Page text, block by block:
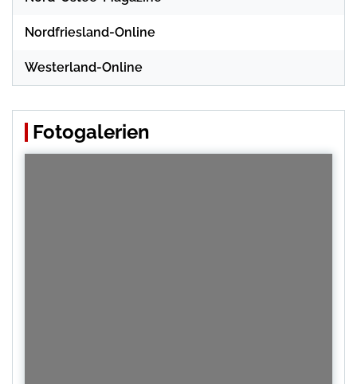
Nordfriesland-Online
Westerland-Online
Fotogalerien